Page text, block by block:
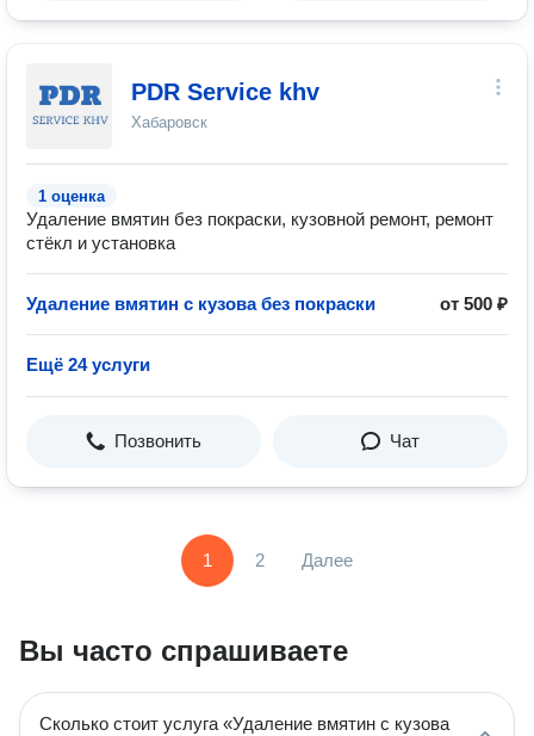
PDR Service khv
Хабаровск
1 оценка
Удаление вмятин без покраски, кузовной ремонт, ремонт
стёкл и установка
Удаление вмятин с кузова без покраски от 500 ₽
Ещё 24 услуги
Позвонить Чат
1 2 Далее
Вы часто спрашиваете
Сколько стоит услуга «Удаление вмятин с кузова